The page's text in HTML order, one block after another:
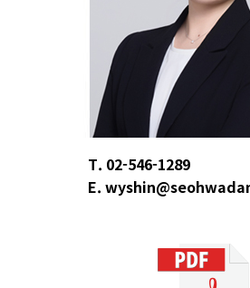
T. 02-546-1289
E.